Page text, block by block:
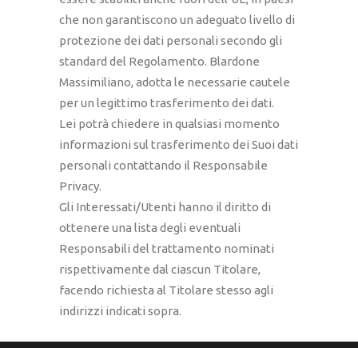
che non garantiscono un adeguato livello di
protezione dei dati personali secondo gli
standard del Regolamento. Blardone
Massimiliano, adotta le necessarie cautele
per un legittimo trasferimento dei dati.
Lei potrà chiedere in qualsiasi momento
informazioni sul trasferimento dei Suoi dati
personali contattando il Responsabile
Privacy.
Gli Interessati/Utenti hanno il diritto di
ottenere una lista degli eventuali
Responsabili del trattamento nominati
rispettivamente dal ciascun Titolare,
facendo richiesta al Titolare stesso agli
indirizzi indicati sopra.